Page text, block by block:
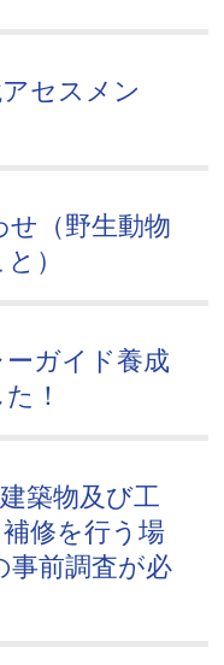
セスメン
（野生動物
）
ガイド養成
！
築物及び工
修を行う場
事前調査が必